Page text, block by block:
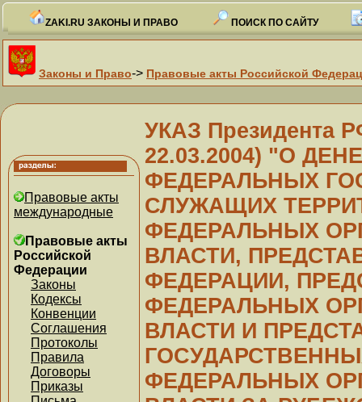
ZAKI.RU ЗАКОНЫ И ПРАВО ПОИСК ПО САЙТУ
Законы и Право-> Правовые акты Российской
Правовые акты
международные
Правовые акты
Российской
Федерации
Законы
Кодексы
Конвенции
Соглашения
Протоколы
Правила
Договоры
Приказы
УКАЗ Президента
22.03.2004) "О
ФЕДЕРАЛЬНЫХ
СЛУЖАЩИХ
ФЕДЕРАЛЬНЫХ
ВЛАСТИ,
ФЕДЕРАЦИИ,
ФЕДЕРАЛЬНЫХ
ВЛАСТИ И
ФЕДЕРАЛЬНЫХ